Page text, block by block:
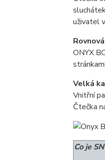
uživatel
ONYX
Velká
Vnitřní
Čtečka
Co je